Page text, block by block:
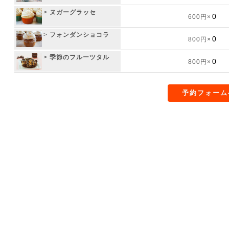
> ヌガーグラッセ
600円×
> フォンダンショコラ
800円×
> 季節のフルーツタル
800円×